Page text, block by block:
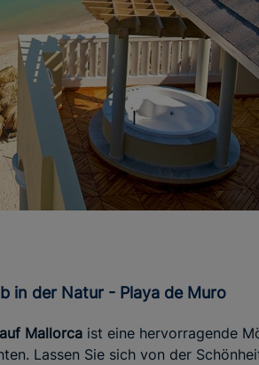
in der Natur - Playa de Muro
Mallorca ist eine hervorragende
Lassen Sie sich von der